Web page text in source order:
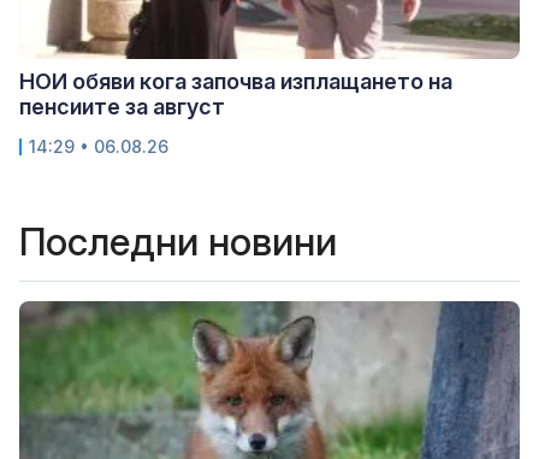
НОИ обяви кога започва изплащането на
пенсиите за август
14:29 • 06.08.26
Последни новини